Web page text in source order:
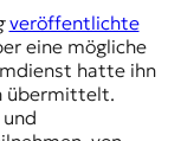
veröffentlichte
eine mögliche
hatte ihn
übermittelt.